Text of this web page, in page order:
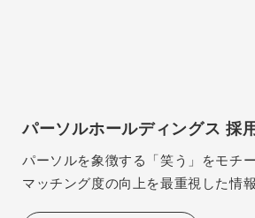
パーソルホールディングス 採
パーソルを象徴する「笑う」をモチ
マッチング度の向上を最重視した情